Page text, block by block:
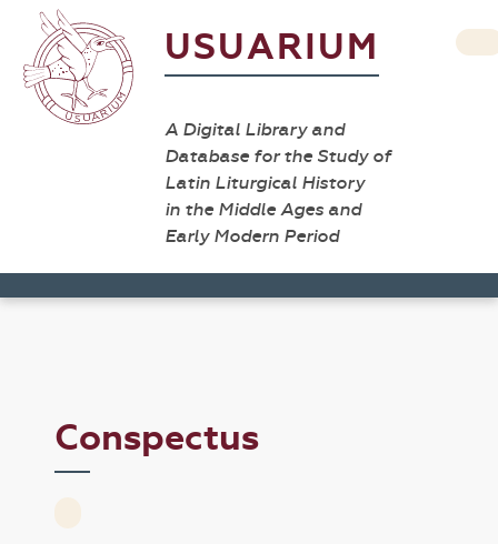
USUARIUM
A Digital Library and
Database for the Study of
Latin Liturgical History
in the Middle Ages and
Early Modern Period
Conspectus